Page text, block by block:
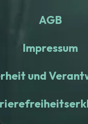
AGB
Impressum
und